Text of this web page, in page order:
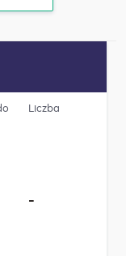
Liczba
-